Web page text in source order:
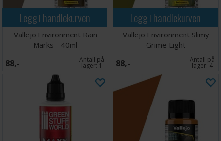
Legg i handlekurven
Vallejo Environment Rain
Marks - 40ml
88,- Antall på
lager:1
Legg i handlekurven
Vallejo Environment Slimy
Grime Light
88,- Antall på
lager:4